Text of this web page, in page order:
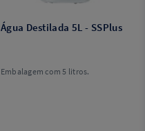
Água Destilada 5L - SSPlus
Embalagem com 5 litros.